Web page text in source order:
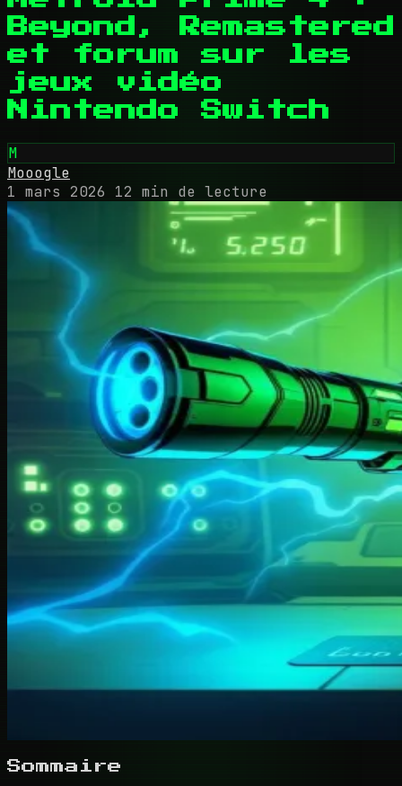
Beyond, Remastered
et forum sur les
jeux vidéo
Nintendo Switch
M
Mooogle
1 mars 2026
12 min de lecture
Sommaire